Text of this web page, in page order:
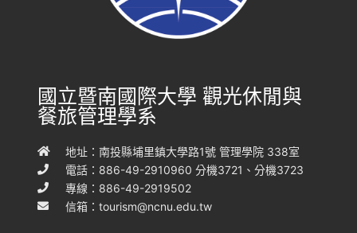
國立暨南國際大學 觀光休閒與
餐旅管理學系
地址：南投縣埔里鎮大學路1號 管理學院 338室
電話：886-49-2910960 分機3721、分機3723
專線：886-49-2919502
信箱：tourism@ncnu.edu.tw